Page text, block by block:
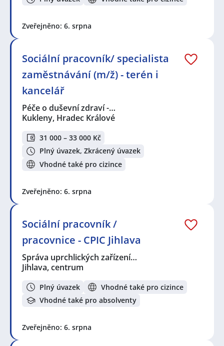
Zveřejněno: 6. srpna
Sociální pracovník/ specialista
zaměstnávání (m/ž) - terén i
kancelář
Péče o duševní zdraví -…
Kukleny, Hradec Králové
31 000 – 33 000 Kč
Plný úvazek, Zkrácený úvazek
Vhodné také pro cizince
Zveřejněno: 6. srpna
Sociální pracovník /
pracovnice - CPIC Jihlava
Správa uprchlických zařízení…
Jihlava, centrum
Plný úvazek
Vhodné také pro cizince
Vhodné také pro absolventy
Zveřejněno: 6. srpna